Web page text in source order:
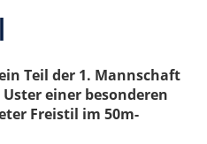
Teil der 1. Mannschaft
einer besonderen
Freistil im 50m-